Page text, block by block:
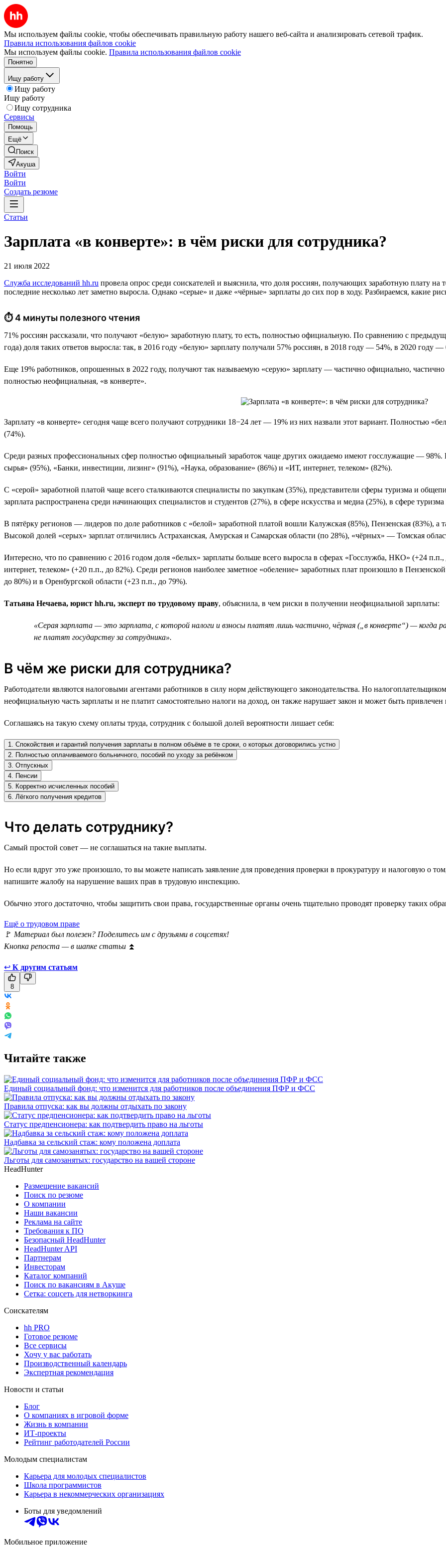
Мы используем файлы cookie, чтобы обеспечивать правильную работу нашего веб-сайта и анализировать сетевой трафик.
Правила использования файлов cookie
Мы используем файлы cookie. Правила использования файлов cookie
Понятно
Ищу работу
Ищу работу
Ищу работу
Ищу сотрудника
Сервисы
Помощь
Ещё
Поиск
Акуша
Войти
Войти
Создать резюме
Статьи
Зарплата «в конверте»: в чём риски для сотрудника?
21 июля 2022
Служба исследований hh.ru провела опрос среди соискателей и выяснила, что доля россиян, получающих заработную плату
последние несколько лет заметно выросла. Однако «серые» и даже «чёрные» зарплаты до сих пор в ходу. Разбираемся, какие
⏱ 4 минуты полезного чтения
71% россиян рассказали, что получают «белую» заработную плату, то есть, полностью официальную. По сравнению с
года) доля таких ответов выросла: так, в 2016 году «белую» зарплату получали 57% россиян, в 2018 году — 54%, в 2020 году —
Еще 19% работников, опрошенных в 2022 году, получают так называемую «серую» зарплату — частично официально, частично
полностью неофициальная, «в конверте».
Зарплату «в конверте» сегодня чаще всего получают сотрудники 18−24 лет — 19% из них назвали этот вариант. Полностью
(74%).
Среди разных профессиональных сфер полностью официальный заработок чаще других ожидаемо имеют госслужащие —
сырья» (95%), «Банки, инвестиции, лизинг» (91%), «Наука, образование» (86%) и «ИТ, интернет, телеком» (82%).
С «серой» заработной платой чаще всего сталкиваются специалисты по закупкам (35%), представители сферы туризма и
зарплата распространена среди начинающих специалистов и студентов (27%), в сфере искусства и медиа (25%), в сфере
В пятёрку регионов — лидеров по доле работников с «белой» заработной платой вошли Калужская (85%), Пензенская (83%), а
Высокой долей «серых» зарплат отличились Астраханская, Амурская и Самарская области (по 28%), «чёрных» — Томская
Интересно, что по сравнению с 2016 годом доля «белых» зарплаты больше всего выросла в сферах «Госслужба, НКО» (+24
интернет, телеком» (+20 п.п., до 82%). Среди регионов наиболее заметное «обеление» заработных плат произошло в
до 80%) и в Оренбургской области (+23 п.п., до 79%).
Татьяна Нечаева, юрист hh.ru, эксперт по трудовому праву, объяснила, в чем риски в получении неофициальной зарплаты:
«Серая зарплата — это зарплата, с которой налоги и взносы платят лишь частично, чёрная („в конверте“) — когда
не платят государству за сотрудника».
В чём же риски для сотрудника?
Работодатели являются налоговыми агентами работников в силу норм действующего законодательства. Но
неофициальную часть зарплаты и не платит самостоятельно налоги на доход, он также нарушает закон и может быть привлечен
Соглашаясь на такую схему оплаты труда, сотрудник с большой долей вероятности лишает себя:
1. Спокойствия и гарантий получения зарплаты в полном объёме в те сроки, о которых договорились устно
2. Полностью оплачиваемого больничного, пособий по уходу за ребёнком
3. Отпускных
4. Пенсии
5. Корректно исчисленных пособий
6. Лёгкого получения кредитов
Что делать сотруднику?
Самый простой совет — не соглашаться на такие выплаты.
Но если вдруг это уже произошло, то вы можете написать заявление для проведения проверки в прокуратуру и налоговую о
напишите жалобу на нарушение ваших прав в трудовую инспекцию.
Обычно этого достаточно, чтобы защитить свои права, государственные органы очень тщательно проводят проверку таких
Ещё о трудовом праве
🚩 Материал был полезен? Поделитесь им с друзьями в соцсетях!
Кнопка репоста — в шапке статьи ⏫
↩ К другим статьям
8
Читайте также
Единый социальный фонд: что изменится для работников после объединения ПФР и ФСС
Правила отпуска: как вы должны отдыхать по закону
Статус предпенсионера: как подтвердить право на льготы
Надбавка за сельский стаж: кому положена доплата
Льготы для самозанятых: государство на вашей стороне
HeadHunter
Размещение вакансий
Поиск по резюме
О компании
Наши вакансии
Реклама на сайте
Требования к ПО
Безопасный HeadHunter
HeadHunter API
Партнерам
Инвесторам
Каталог компаний
Поиск по вакансиям в Акуше
Сетка: соцсеть для нетворкинга
Соискателям
hh PRO
Готовое резюме
Все сервисы
Хочу у вас работать
Производственный календарь
Экспертная рекомендация
Новости и статьи
Блог
О компаниях в игровой форме
Жизнь в компании
ИТ-проекты
Рейтинг работодателей России
Молодым специалистам
Карьера для молодых специалистов
Школа программистов
Карьера в некоммерческих организациях
Боты для уведомлений
Мобильное приложение